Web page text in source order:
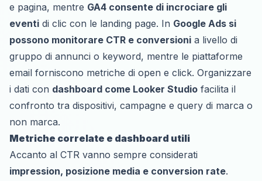
e pagina, mentre GA4 consente di incrociare gli
eventi di clic con le landing page. In Google Ads si
possono monitorare CTR e conversioni a livello di
gruppo di annunci o keyword, mentre le piattaforme
email forniscono metriche di open e click. Organizzare
i dati con dashboard come Looker Studio facilita il
confronto tra dispositivi, campagne e query di marca o
non marca.
Metriche correlate e dashboard utili
Accanto al CTR vanno sempre considerati
impression, posizione media e conversion rate.